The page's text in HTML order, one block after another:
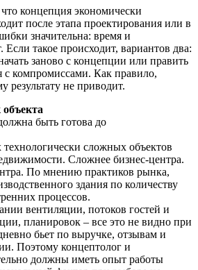
концепция экономически
после этапа проектирования или в
значительна: время и
такое происходит, вариантов два:
заново с концепции или править
с компромиссами. Как правило,
результату не приводит.
сложных объектов
Сложнее бизнес-центра.
По мнению практиков рынка,
здания по количеству
процессов.
вентиляции, потоков гостей и
планировок – все это не видно при
бьет по выручке, отзывам и
Поэтому концептолог и
должны иметь опыт работы